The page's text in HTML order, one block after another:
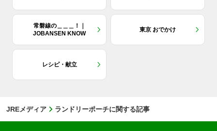
常磐線の＿＿＿！｜
JOBANSEN KNOW
東京 おでかけ
レシピ・献立
JREメディア ランドリーポーチに関する記事